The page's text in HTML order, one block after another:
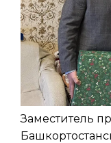
Заместитель